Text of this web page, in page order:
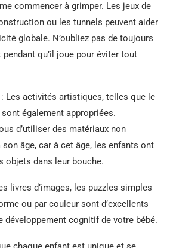
commencer à grimper. Les jeux de
ou les tunnels peuvent aider
globale. N’oubliez pas de toujours
qu’il joue pour éviter tout
: Les activités artistiques, telles que le
également appropriées.
d’utiliser des matériaux non
âge, car à cet âge, les enfants ont
objets dans leur bouche.
livres d’images, les puzzles simples
ou par couleur sont d’excellents
développement cognitif de votre bébé.